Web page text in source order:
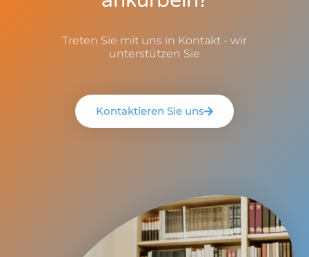
Treten Sie mit uns in Kontakt - wir
unterstützen Sie
Kontaktieren Sie uns